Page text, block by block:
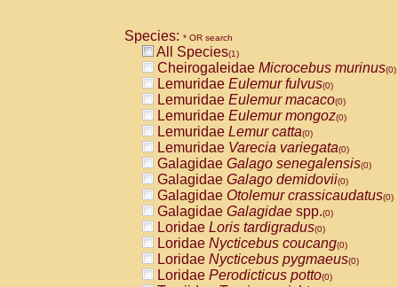
CebidaeCebus capucinus
CebidaeCebus nigrivittatus
CebidaeCebus spp.(0)
CebidaeSaimiri boliviensis(0)
CebidaeSaimiri sciureus(0)
AtelidaeAlouatta caraya(0)
AtelidaeAlouatta fusca(0)
AtelidaeAlouatta seniculus(0)
AtelidaeAlouattaspp.(0)
AtelidaeAteles belzebuth(0)
AtelidaeAteles geoffroyi(0)
AtelidaeAteles paniscus(0)
AtelidaeAtelesspp.(0)
AtelidaeLagothrix lagothricha(0)
AtelidaeLagothrix lagothricha cana
PitheciidaeCacajao calvus
Species: * OR search
All Species(1)
Cheirogaleidae Microcebus murinus(0)
Lemuridae Eulemur fulvus(0)
Lemuridae Eulemur macaco(0)
Lemuridae Eulemur mongoz(0)
Lemuridae Lemur catta(0)
Lemuridae Varecia variegata(0)
Galagidae Galago senegalensis(0)
Galagidae Galago demidovii(0)
Galagidae Otolemur crassicaudatus(0)
Galagidae Galagidae spp.(0)
Loridae Loris tardigradus(0)
Loridae Nycticebus coucang(0)
Loridae Nycticebus pygmaeus(0)
Loridae Perodicticus potto(0)